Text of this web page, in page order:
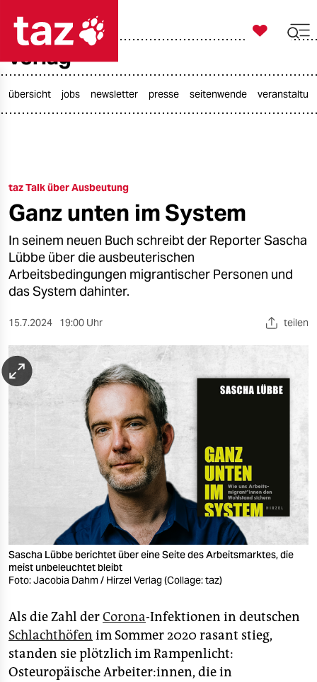
taz zahl ich
öko
gesellschaft
kultur
sport
berlin
nord
wahrheit
verlag
fragen & hilfe
unterstützen
abo
genossenschaft
epaper login

taz zahl ich
verlag
übersicht jobs newsletter presse seitenwende
taz Talk über Ausbeutung
Ganz unten im System
In seinem neuen Buch schreibt der Reporter Sascha
Lübbe über die ausbeuterischen
Arbeitsbedingungen migrantischer Personen und
das System dahinter.
15.7.2024 19:00 Uhr teilen
Sascha Lübbe berichtet über eine Seite des Arbeitsmarktes, die
meist unbeleuchtet bleibt
Foto: Jacobia Dahm / Hirzel Verlag (Collage: taz)
Als die Zahl derCorona-Infektionen in deutschen
Schlachthöfen im Sommer 2020 rasant stieg,
standen sie plötzlich im Rampenlicht:
Osteuropäische Arbeiter:innen, die in